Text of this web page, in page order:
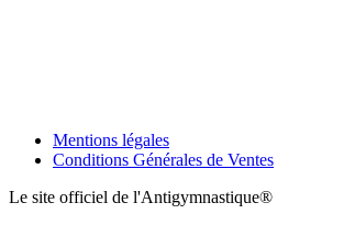
Mentions légales
Conditions Générales de Ventes
Le site officiel de l'Antigymnastique®